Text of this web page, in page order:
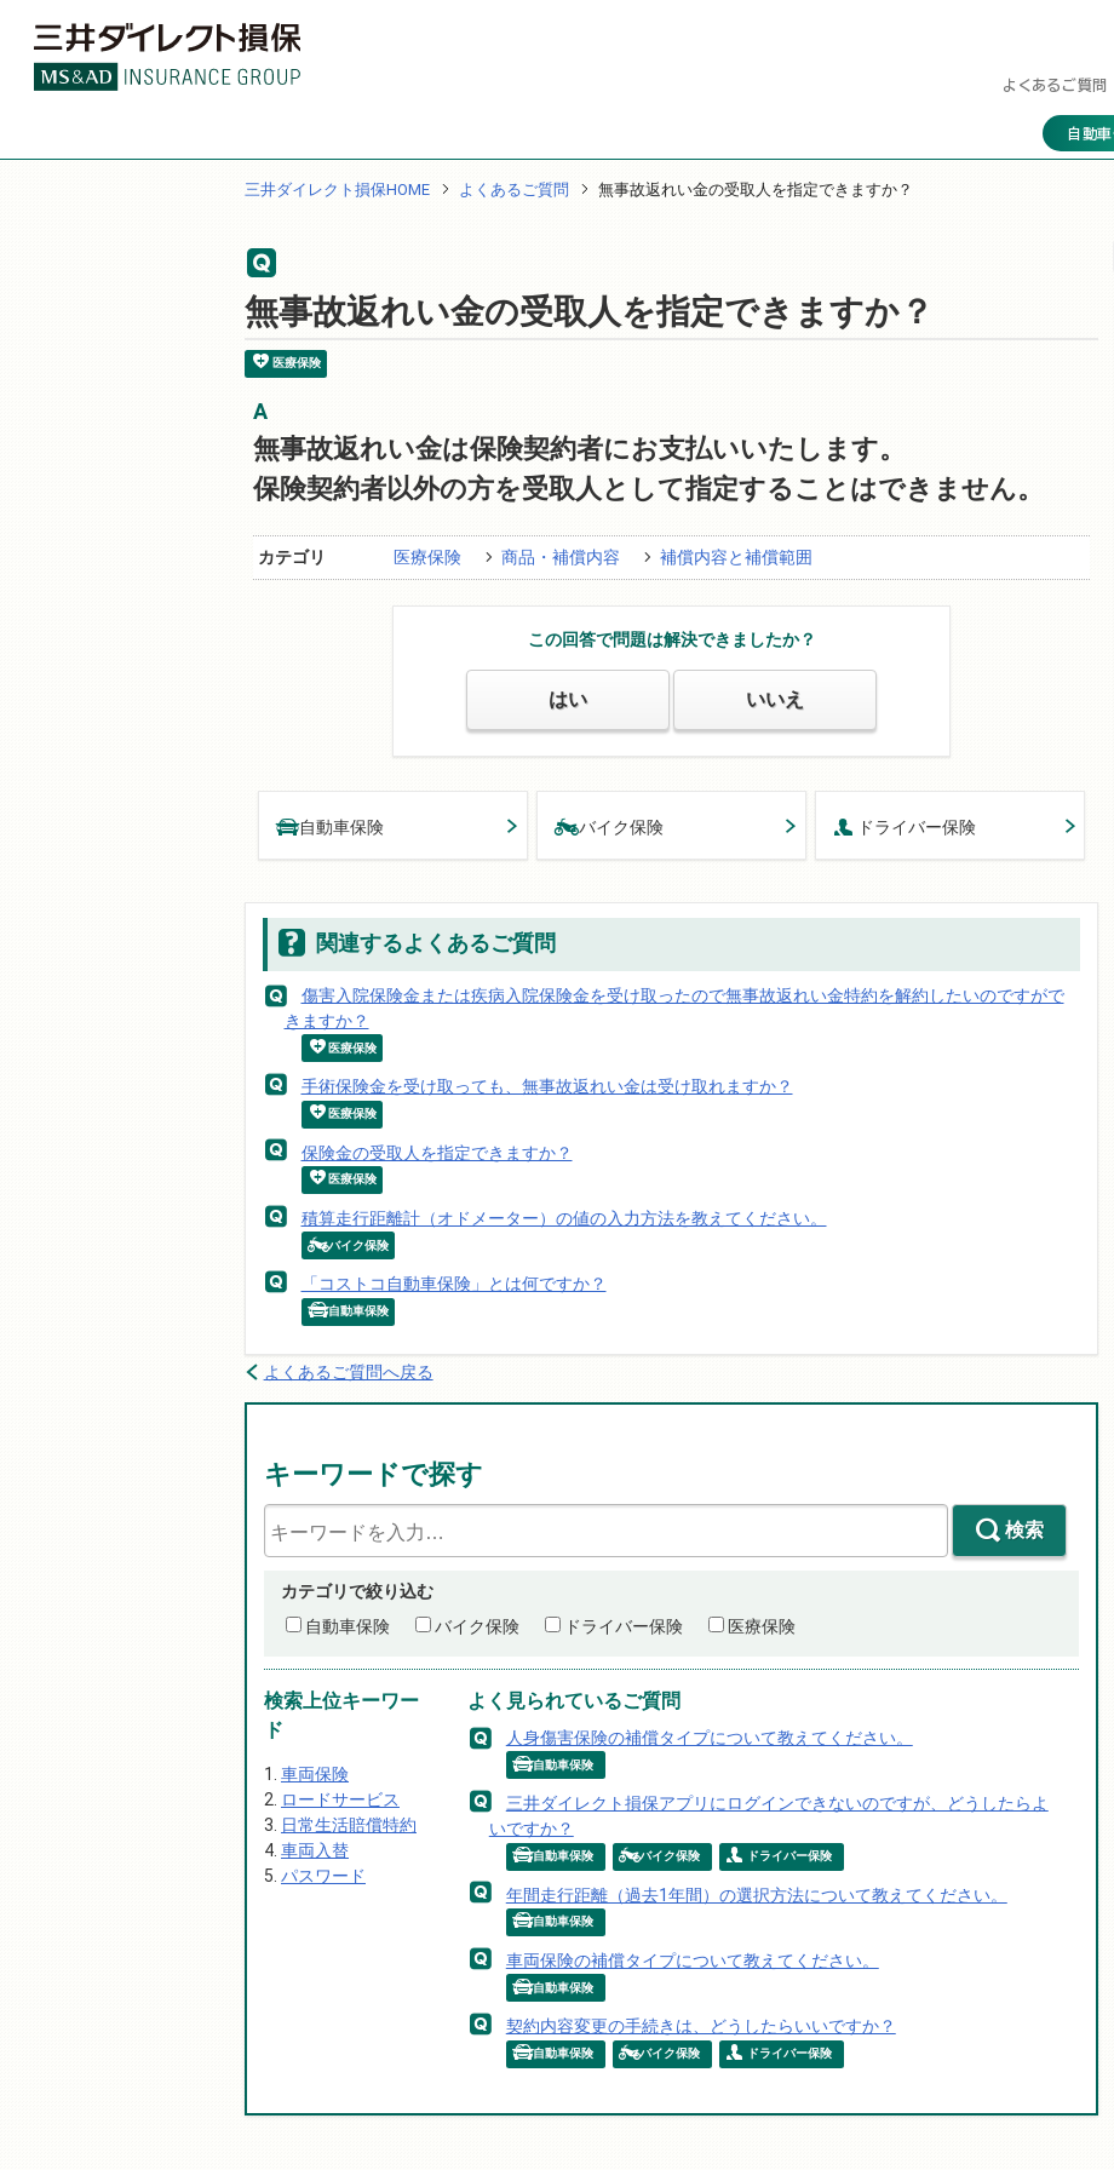
よくあるご質問
自動
三井ダイレクト損保HOME よくあるご質問 無事故返れい金の受取人を指定できますか？
無事故返れい金の受取人を指定できますか？
医療保険
無事故返れい金は保険契約者にお支払いいたします。
保険契約者以外の方を受取人として指定することはできません。
カテゴリ 医療保険 商品・補償内容 補償内容と補償範囲
この回答で問題は解決できましたか？
はい いいえ
自動車保険 バイク保険 ドライバー保険
関連するよくあるご質問
傷害入院保険金または疾病入院保険金を受け取ったので無事故返れい金特約を解約したいのですがで
きますか？
医療保険
手術保険金を受け取っても、無事故返れい金は受け取れますか？
医療保険
保険金の受取人を指定できますか？
医療保険
積算走行距離計（オドメーター）の値の入力方法を教えてください。
バイク保険
「コストコ自動車保険」とは何ですか？
自動車保険
よくあるご質問へ戻る
キーワードで探す
検索
カテゴリで絞り込む
自動車保険
バイク保険 ドライバー保険 医療保険
検索上位キーワー
ド
車両保険
ロードサービス
日常生活賠償特約
車両入替
パスワード
よく見られているご質問
人身傷害保険の補償タイプについて教えてください。
自動車保険
三井ダイレクト損保アプリにログインできないのですが、どうしたらよ
いですか？
自動車保険 バイク保険 ドライバー保険
年間走行距離（過去1年間）の選択方法について教えてください。
自動車保険
車両保険の補償タイプについて教えてください。
自動車保険
契約内容変更の手続きは、どうしたらいいですか？
自動車保険 バイク保険 ドライバー保険